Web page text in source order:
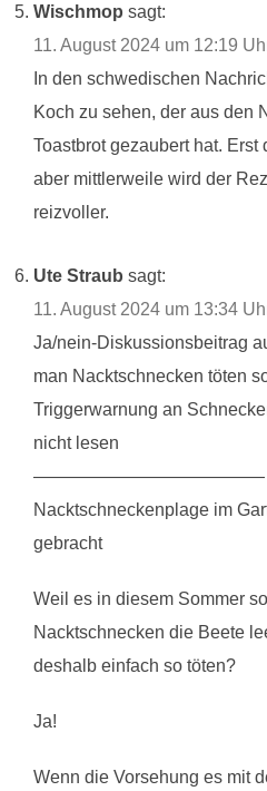
Wischmop sagt:
11. August 2024 um 12:19
In den schwedischen
Koch zu sehen, der aus den
Toastbrot gezaubert hat. Erst
aber mittlerweile wird der
reizvoller.
Ute Straub sagt:
11. August 2024 um 13:34
Ja/nein-Diskussionsbeitrag
man Nacktschnecken töten
Triggerwarnung an
nicht lesen
—————————————
Nacktschneckenplage im
gebracht
Weil es in diesem Sommer
Nacktschnecken die Beete
deshalb einfach so töten?
Ja!
Wenn die Vorsehung es mit